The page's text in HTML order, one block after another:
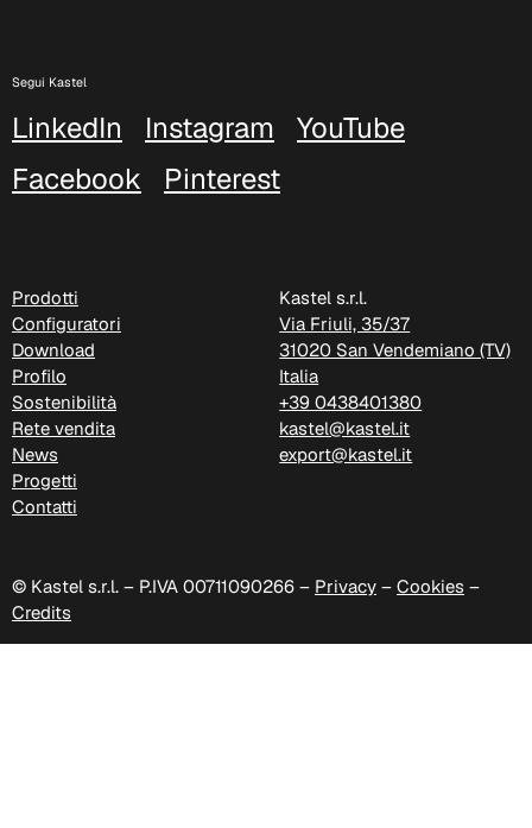
C 38P
Segui Kastel
LinkedIn Instagram
YouTube
Facebook
Pinterest
Prodotti
Configuratori
Download
Profilo
Sostenibilità
Rete vendita
News
Progetti
Contatti
Kastel s.r.l.
Via Friuli, 35/37
31020 San Vendemiano (TV)
Italia
+39 0438401380
kastel@kastel.it
export@kastel.it
© Kastel s.r.l. – P.IVA 00711090266 – Privacy – Cookies –
Credits